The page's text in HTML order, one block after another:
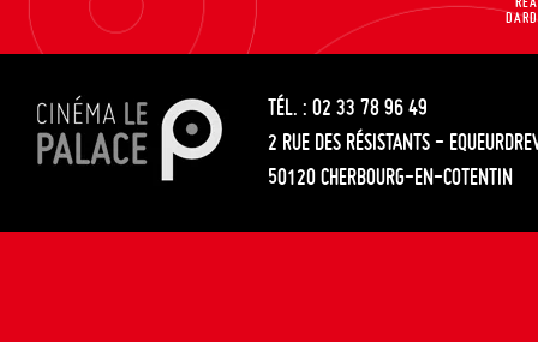
TÉL. : 02 33 78 96 49
2 RUE DES RÉSISTANTS -
50120 CHERBOURG-EN-COTENTIN